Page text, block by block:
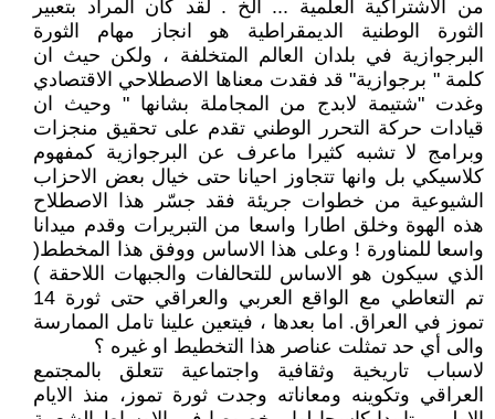
من الاشتراكية العلمية ... الخ . لقد كان المراد بتعبير
الثورة الوطنية الديمقراطية هو انجاز مهام الثورة
البرجوازية في بلدان العالم المتخلفة ، ولكن حيث ان
كلمة " برجوازية" قد فقدت معناها الاصطلاحي الاقتصادي
وغدت "شتيمة لابدج من المجاملة بشانها " وحيث ان
قيادات حركة التحرر الوطني تقدم على تحقيق منجزات
وبرامج لا تشبه كثيرا ماعرف عن البرجوازية كمفهوم
كلاسيكي بل وانها تتجاوز احيانا حتى خيال بعض الاحزاب
الشيوعية من خطوات جريئة فقد جسّر هذا الاصطلاح
هذه الهوة وخلق اطارا واسعا من التبريرات وقدم ميدانا
واسعا للمناورة ! وعلى هذا الاساس ووفق هذا المخطط(
الذي سيكون هو الاساس للتحالفات والجبهات اللاحقة )
تم التعاطي مع الواقع العربي والعراقي حتى ثورة 14
تموز في العراق. اما بعدها ، فيتعين علينا تامل الممارسة
والى أي حد تمثلت عناصر هذا التخطيط او غيره ؟
لاسباب تاريخية وثقافية واجتماعية تتعلق بالمجتمع
العراقي وتكوينه ومعاناته وجدت ثورة تموز، منذ الايام